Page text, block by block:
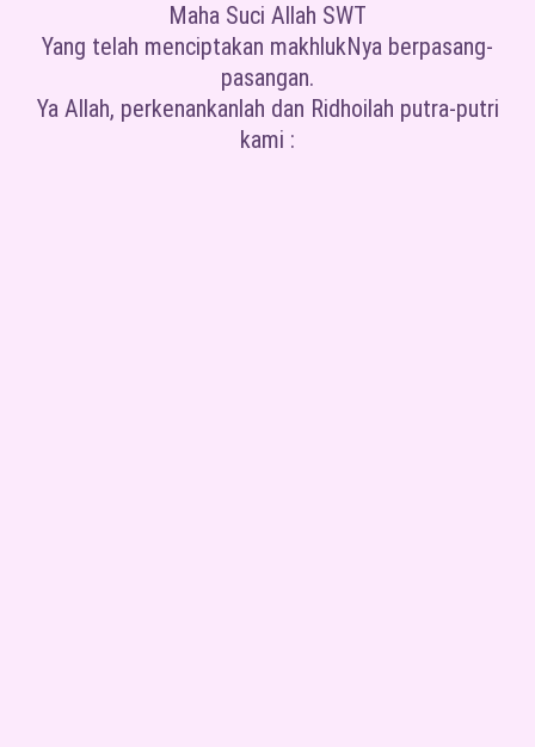
Maha Suci Allah SWT
Yang telah menciptakan makhlukNya berpasang-
pasangan.
Ya Allah, perkenankanlah dan Ridhoilah putra-putri
kami :